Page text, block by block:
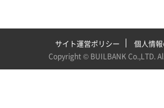
サイト運営ポリシー
個人情
Copyright © BUILBANK Co.,LTD.